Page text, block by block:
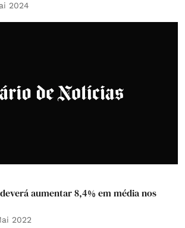
2024
aumentar 8,4% em média nos
2022